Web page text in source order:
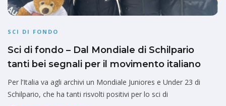
SCI DI FONDO
Sci di fondo – Dal Mondiale di Schilpario
tanti bei segnali per il movimento italiano
Per l’Italia va agli archivi un Mondiale Juniores e Under 23 di
Schilpario, che ha tanti risvolti positivi per lo sci di